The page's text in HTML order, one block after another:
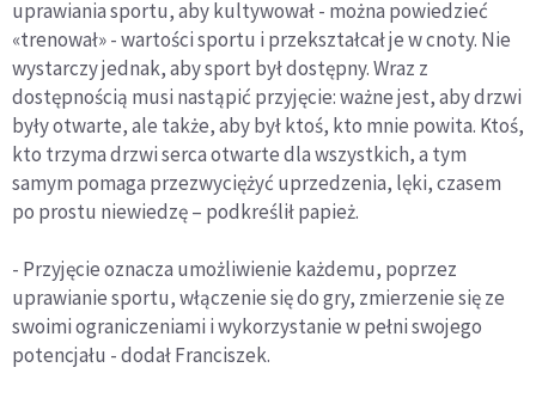
uprawiania sportu, aby kultywował - można powiedzieć
«trenował» - wartości sportu i przekształcał je w cnoty. Nie
wystarczy jednak, aby sport był dostępny. Wraz z
dostępnością musi nastąpić przyjęcie: ważne jest, aby drzwi
były otwarte, ale także, aby był ktoś, kto mnie powita. Ktoś,
kto trzyma drzwi serca otwarte dla wszystkich, a tym
samym pomaga przezwyciężyć uprzedzenia, lęki, czasem
po prostu niewiedzę – podkreślił papież.
- Przyjęcie oznacza umożliwienie każdemu, poprzez
uprawianie sportu, włączenie się do gry, zmierzenie się ze
swoimi ograniczeniami i wykorzystanie w pełni swojego
potencjału - dodał Franciszek.